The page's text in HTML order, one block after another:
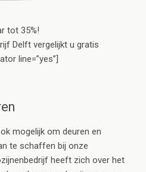
tot 35%!
Delft vergelijkt u gratis
line=”yes”]
mogelijk om deuren en
te schaffen bij onze
heeft zich over het